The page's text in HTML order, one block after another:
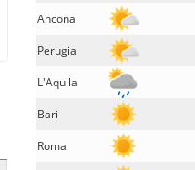
Ancona
Perugia
L'Aquila
Bari
Roma